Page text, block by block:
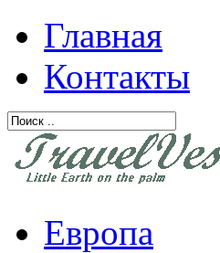
Главная
Контакты
Европа